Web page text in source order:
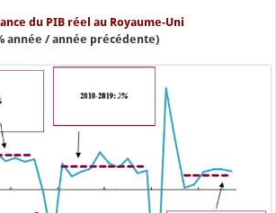
du PIB réel au Royaume-Uni
année / année précédente)